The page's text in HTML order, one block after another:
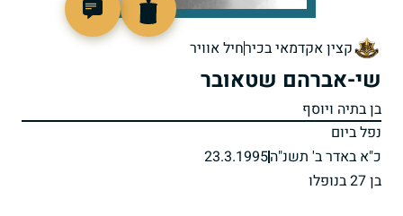
קצין אקדמאי בכירחיל אוויר
שי-אברהם שטאובר
בן בתיה ויוסף
נפל ביום
כ"א באדר ב' תשנ"ה23.3.1995
בן 27 בנופלו